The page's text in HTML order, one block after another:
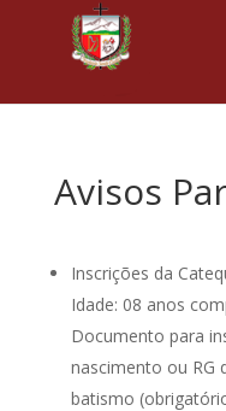
Avisos
Inscrições da
Idade: 08 anos
Documento para
nascimento ou RG
batismo